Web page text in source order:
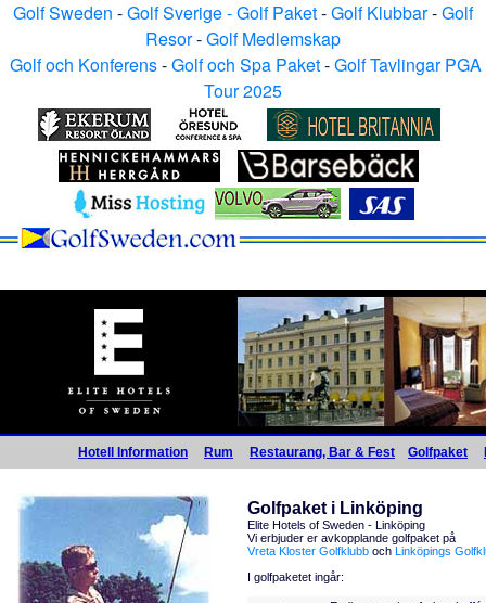
Golf Sweden -Golf Sverige - Golf Paket-Golf Klubbar-Golf
Resor-Golf Medlemskap
Golf och Konferens-Golf och Spa Paket-Golf Tavlingar PGA
Tour 2025
Hotell Information Rum Restaurang, Bar & Fest Golfpaket
Golfpaket i Linköping
Elite Hotels of Sweden - Linköping
Vi erbjuder er avkopplande golfpaket på
Vreta Kloster Golfklubb och
Linköpings
I golfpaketet ingår: